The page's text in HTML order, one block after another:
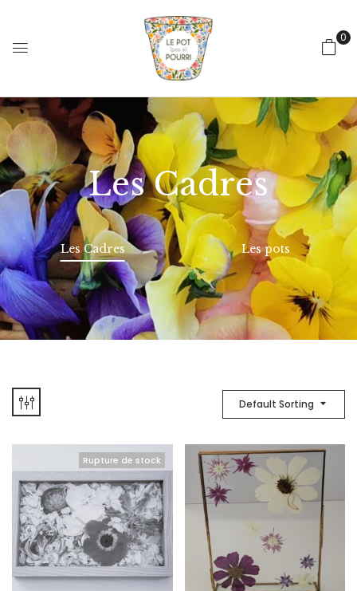
0
Les Cadres
Les Cadres Les pots
Default Sorting
Rupture de stock